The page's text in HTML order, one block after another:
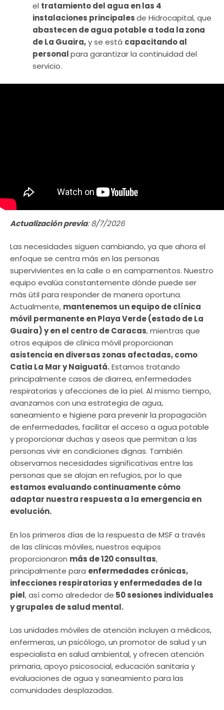
el tratamiento del agua en las 4
instalaciones principalesde Hidrocapital, que
abastecen de agua potable a toda la zona
de La Guaira,y se está capacitando al
personalpara garantizar la continuidad del
servicio.
Actualización previa: 8/7/2026
Las necesidades siguen cambiando, ya que ahora el
enfoque se centra más en las personas
supervivientes en la calle o en campamentos. Nuestro
equipo evalúa constantemente dónde puede ser
más útil para responder de manera oportuna.
Actualmente, mantenemos un equipo de clínica
móvil permanente en Playa Verde (estado de La
Guaira) y en el centro de Caracas, mientras que
otros equipos de clínica móvil proporcionan
asistencia en diversas zonas afectadas, como
Catia La Mar y Naiguatá.Estamos tratando
principalmente casos de diarrea, enfermedades
respiratorias y afecciones de la piel. Al mismo tiempo,
avanzamos con una estrategia de agua,
saneamiento e higiene para prevenir la propagación
de enfermedades, facilitar el acceso a agua potable
y proporcionar duchas y aseos que permitan a las
personas vivir en condiciones dignas. También
observamos necesidades significativas entre las
personas que se alojan en refugios, por lo que
estamos evaluando continuamente cómo
adaptar nuestra respuesta a la emergencia en
evolución.
En los primeros días de la respuesta de MSF a través
de las clínicas móviles, nuestros equipos
proporcionaron más de 120 consultas,
principalmente para enfermedades crónicas,
infecciones respiratorias y enfermedades de la
piel, así como alrededor de 50 sesiones individuales
y grupales de salud mental.
Las unidades móviles de atención incluyen a médicos,
enfermeras, un psicólogo, un promotor de salud y un
especialista en salud ambiental, y ofrecen atención
primaria, apoyo psicosocial, educación sanitaria y
evaluaciones de agua y saneamiento para las
comunidades desplazadas.